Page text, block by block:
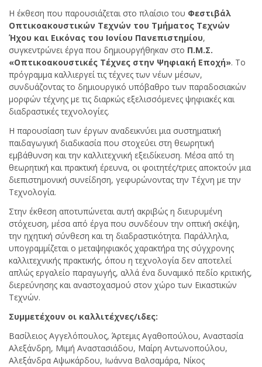
Η έκθεση που παρουσιάζεται στο πλαίσιο του Φεστιβάλ
Οπτικοακουστικών Τεχνών του Τμήματος Τεχνών
Ήχου και Εικόνας του Ιονίου Πανεπιστημίου,
συγκεντρώνει έργα που δημιουργήθηκαν στο Π.Μ.Σ.
«Οπτικοακουστικές Τέχνες στην Ψηφιακή Εποχή». Το
πρόγραμμα καλλιεργεί τις τέχνες των νέων μέσων,
συνδυάζοντας το δημιουργικό υπόβαθρο των παραδοσιακών
μορφών τέχνης με τις διαρκώς εξελισσόμενες ψηφιακές και
διαδραστικές τεχνολογίες.
Η παρουσίαση των έργων αναδεικνύει μια συστηματική
παιδαγωγική διαδικασία που στοχεύει στη θεωρητική
εμβάθυνση και την καλλιτεχνική εξειδίκευση. Μέσα από τη
θεωρητική και πρακτική έρευνα, οι φοιτητές/τριες αποκτούν μια
διεπιστημονική συνείδηση, γεφυρώνοντας την Τέχνη με την
Τεχνολογία.
Στην έκθεση αποτυπώνεται αυτή ακριβώς η διευρυμένη
στόχευση, μέσα από έργα που συνδέουν την οπτική σκέψη,
την ηχητική σύνθεση και τη διαδραστικότητα. Παράλληλα,
υπογραμμίζεται ο μεταψηφιακός χαρακτήρα της σύγχρονης
καλλιτεχνικής πρακτικής, όπου η τεχνολογία δεν αποτελεί
απλώς εργαλείο παραγωγής, αλλά ένα δυναμικό πεδίο κριτικής,
διερεύνησης και αναστοχασμού στον χώρο των Εικαστικών
Τεχνών.
Συμμετέχουν οι καλλιτέχνες/ιδες:
Βασίλειος Αγγελόπουλος, Άρτεμις Αγαθοπούλου, Αναστασία
Αλεξάνδρη, Μιμή Αναστασιάδου, Μαίρη Αντωνοπούλου,
Αλεξάνδρα Αψωκάρδου, Ιωάννα Βαλσαμάρα, Νίκος